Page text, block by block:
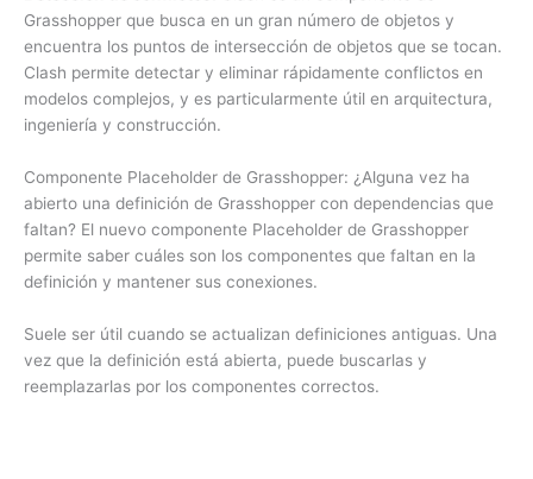
Grasshopper que busca en un gran número de objetos y
encuentra los puntos de intersección de objetos que se tocan.
Clash permite detectar y eliminar rápidamente conflictos en
modelos complejos, y es particularmente útil en arquitectura,
ingeniería y construcción.
Componente Placeholder de Grasshopper: ¿Alguna vez ha
abierto una definición de Grasshopper con dependencias que
faltan? El nuevo componente Placeholder de Grasshopper
permite saber cuáles son los componentes que faltan en la
definición y mantener sus conexiones.
Suele ser útil cuando se actualizan definiciones antiguas. Una
vez que la definición está abierta, puede buscarlas y
reemplazarlas por los componentes correctos.